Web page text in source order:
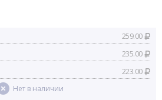
259.00
235.00
223.00
Нет в наличии